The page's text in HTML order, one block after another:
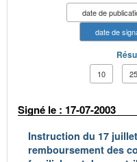
date de
date de
10 25
Signé le : 17-07-2003
Instruction du 17
remboursement des